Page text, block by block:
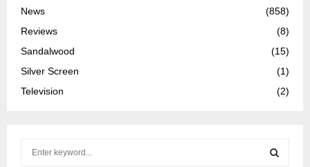
News
(858)
Reviews
(8)
Sandalwood
(15)
Silver Screen
(1)
Television
(2)